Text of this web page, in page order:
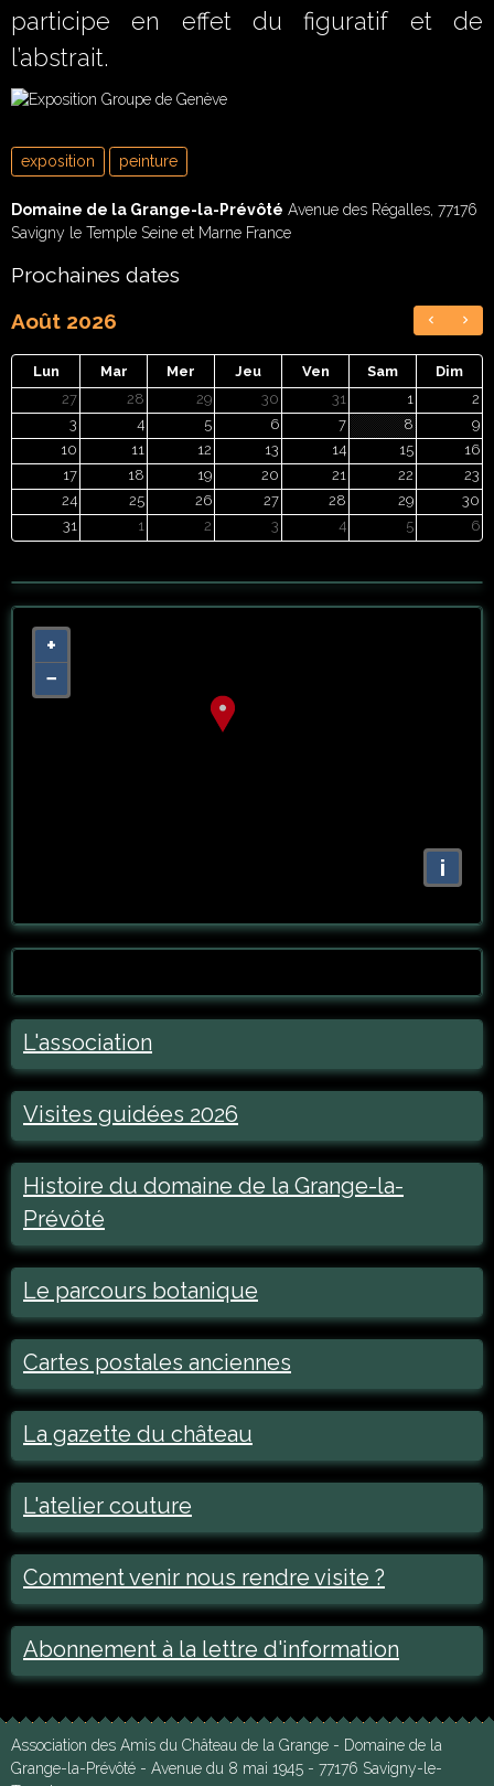
participe en effet du figuratif et de
l’abstrait. ‎
exposition peinture
Domaine de la Grange-la-Prévôté Avenue des Régalles, 77176
Savigny le Temple Seine et Marne France
Prochaines dates
Août 2026
Lun Mar Mer Jeu Ven Sam
Dim
27
28 29 30 31 1
2
3
4 5 6 7 8
9
10
11 12 13 14 15
16
17
18 19 20 21 22
23
24
25 26 27 28 29
30
31
1 2 3 4 5 6
+
−
i
L'association
Visites guidées 2026
Histoire du domaine de la Grange-la-
Prévôté
Le parcours botanique
Cartes postales anciennes
La gazette du château
L'atelier couture
Comment venir nous rendre visite ?
Abonnement à la lettre d'information
Association des Amis du Château de la Grange - Domaine de la
Grange-la-Prévôté - Avenue du 8 mai 1945 - 77176 Savigny-le-